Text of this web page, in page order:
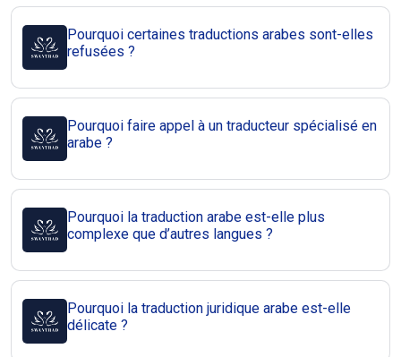
Pourquoi certaines traductions arabes sont-elles
refusées ?
Pourquoi faire appel à un traducteur spécialisé en
arabe ?
Pourquoi la traduction arabe est-elle plus
complexe que d’autres langues ?
Pourquoi la traduction juridique arabe est-elle
délicate ?